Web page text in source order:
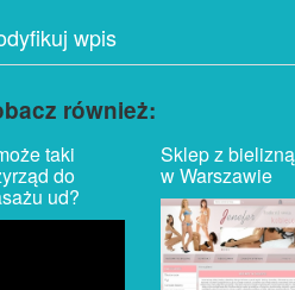
wpis
również:
taki
do
ud?
Sklep z bielizną
w Warszawie